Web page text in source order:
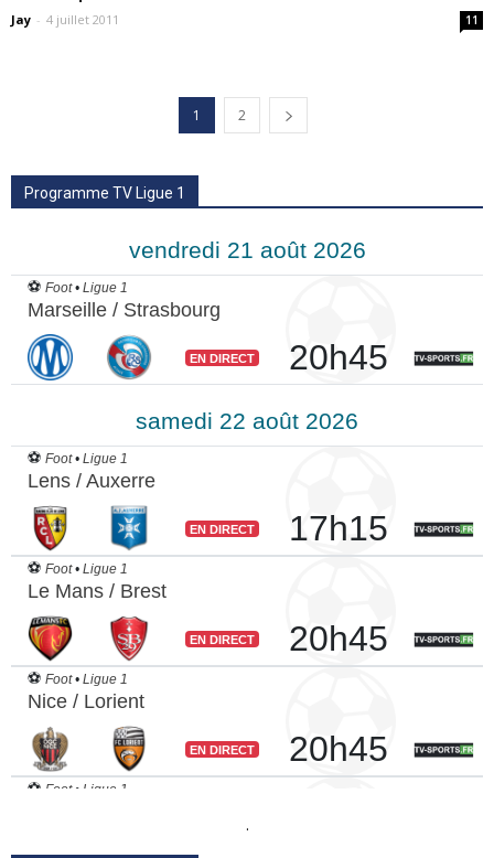
Jay - 4 juillet 2011 11
1 2
Programme TV Ligue 1
.